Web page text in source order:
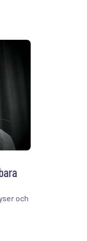
och